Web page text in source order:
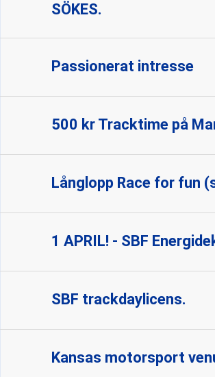
SÖKES.
Passionerat intresse
500 kr Tracktime på
Långlopp Race for fun
1 APRIL! - SBF
SBF trackdaylicens.
Kansas motorsport